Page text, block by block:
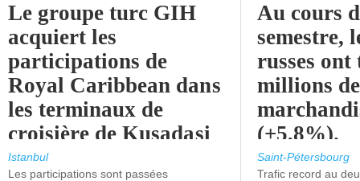
Le groupe turc GIH
acquiert les
participations de
Royal Caribbean dans
les terminaux de
croisière de Kusadasi
et de Lisbonne.
Istanbul
Les participations sont passées
Au cours
semestre,
russes
millions
(+5,8%).
Saint-Pétersbourg
Trafic record au